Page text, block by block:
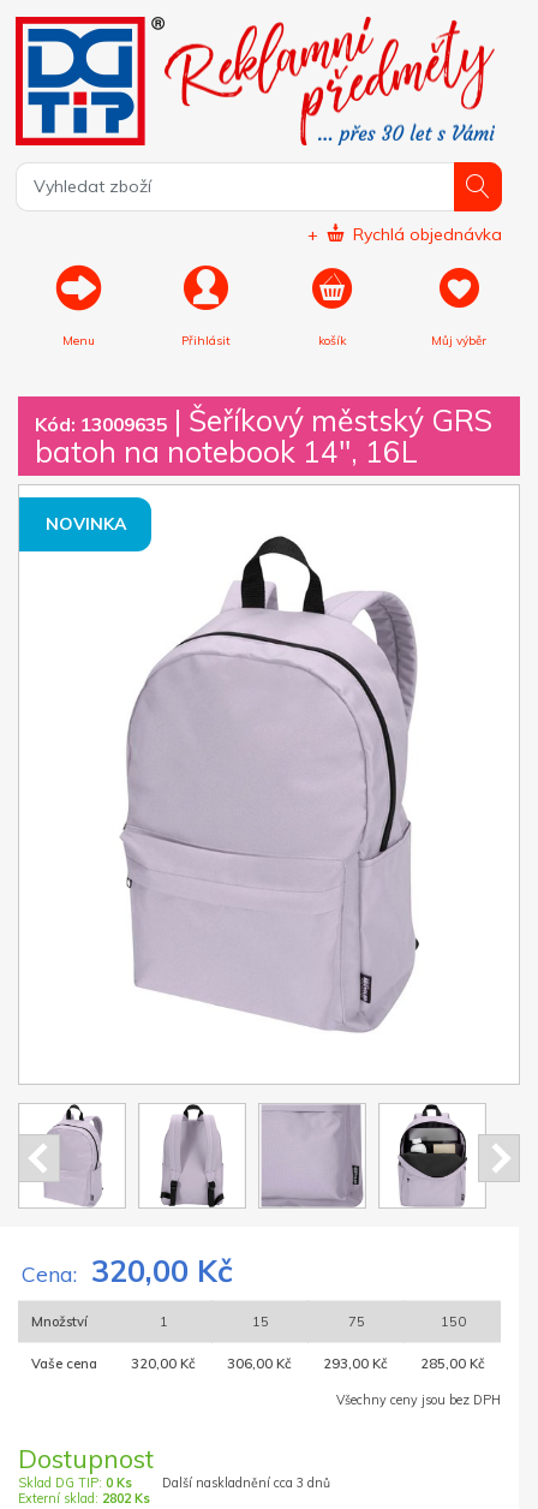
+ Rychlá objednávka
Menu Přihlásit košík Můj výběr
Kód: 13009635 | Šeříkový městský GRS
batoh na notebook 14", 16L
NOVINKA
Cena: 320,00 Kč
Množství 1 15 75 150
Vaše cena 320,00 Kč 306,00 Kč 293,00 Kč 285,00 Kč
Všechny ceny jsou bez DPH
Dostupnost
Sklad DG TIP: 0 Ks
Externí sklad: 2802 Ks
Další naskladnění cca 3 dnů